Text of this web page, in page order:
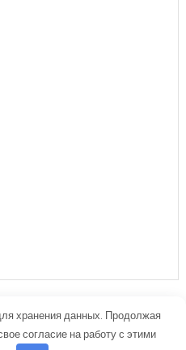
хранения данных. Продолжая
согласие на работу с этими